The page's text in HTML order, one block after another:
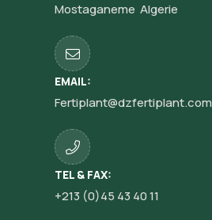
Mostaganeme Algerie
EMAIL:
Fertiplant@dzfertiplant.com
TEL & FAX:
+213 (0)45 43 40 11